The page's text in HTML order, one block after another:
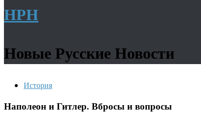
НРН
Новые Русские Новости
История
Наполеон и Гитлер. Вбросы и вопросы